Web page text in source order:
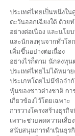
ประเทศไทยเป็นหนึ่งใ
ตะวันออกเฉียงใต้ ด้วย
อย่างต่อเนื่อง และนโย
และนักลงทุนจากทั่วโล
เพิ่มขึ้นอย่างต่อเนื่อง
อย่างไรก็ตาม นักลงทุน
ประเทศไทยไม่ได้หมา
ประเภทโดยไม่มีข้อจำ
หุ้นของชาวต่างชาติ กา
เกี่ยวข้องไว้โดยเฉพาะ
การวางโครงสร้างธุร
เพราะช่วยลดความเสี่
สนับสนุนการดำเนินธุร